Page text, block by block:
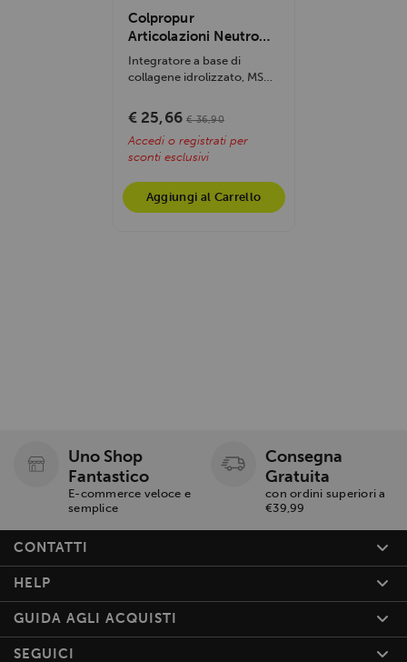
Colpropur
Articolazioni Neutro
336gr
Integratore a base di
collagene idrolizzato, MSM,
vitamina C per...
€ 25,66 € 36,90
Accedi o registrati per
sconti esclusivi
Aggiungi al Carrello
Uno Shop
Fantastico
E-commerce veloce e
semplice
Consegna
Gratuita
con ordini superiori a
€39,99
CONTATTI
HELP
GUIDA AGLI ACQUISTI
SEGUICI